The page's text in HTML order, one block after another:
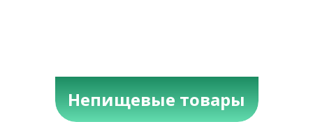
Непищевые товары